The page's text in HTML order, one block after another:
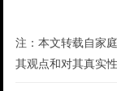
注：本文转载自家
其观点和对其真实